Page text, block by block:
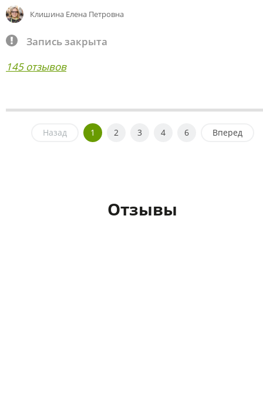
Клишина Елена Петровна
Запись закрыта
145 отзывов
Назад 1 2 3 4 6 Вперед
Отзывы